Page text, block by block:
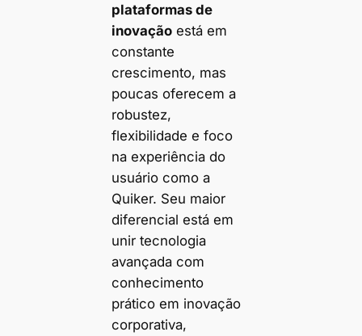
plataformas de
inovaçãoestá em
constante
crescimento, mas
poucas oferecem a
robustez,
flexibilidade e foco
na experiência do
usuário como a
Quiker. Seu maior
diferencial está em
unir tecnologia
avançada com
conhecimento
prático em inovação
corporativa,